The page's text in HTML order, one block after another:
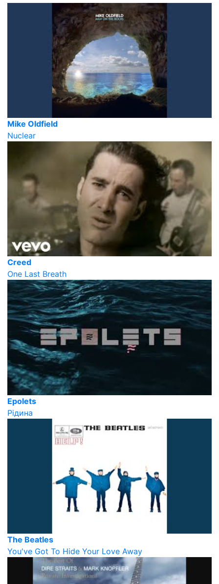
Mike Oldfield
Nuclear
Creed
One Last Breath
Epolets
Рідина
The Beatles
You've Got To Hide Your Love Away